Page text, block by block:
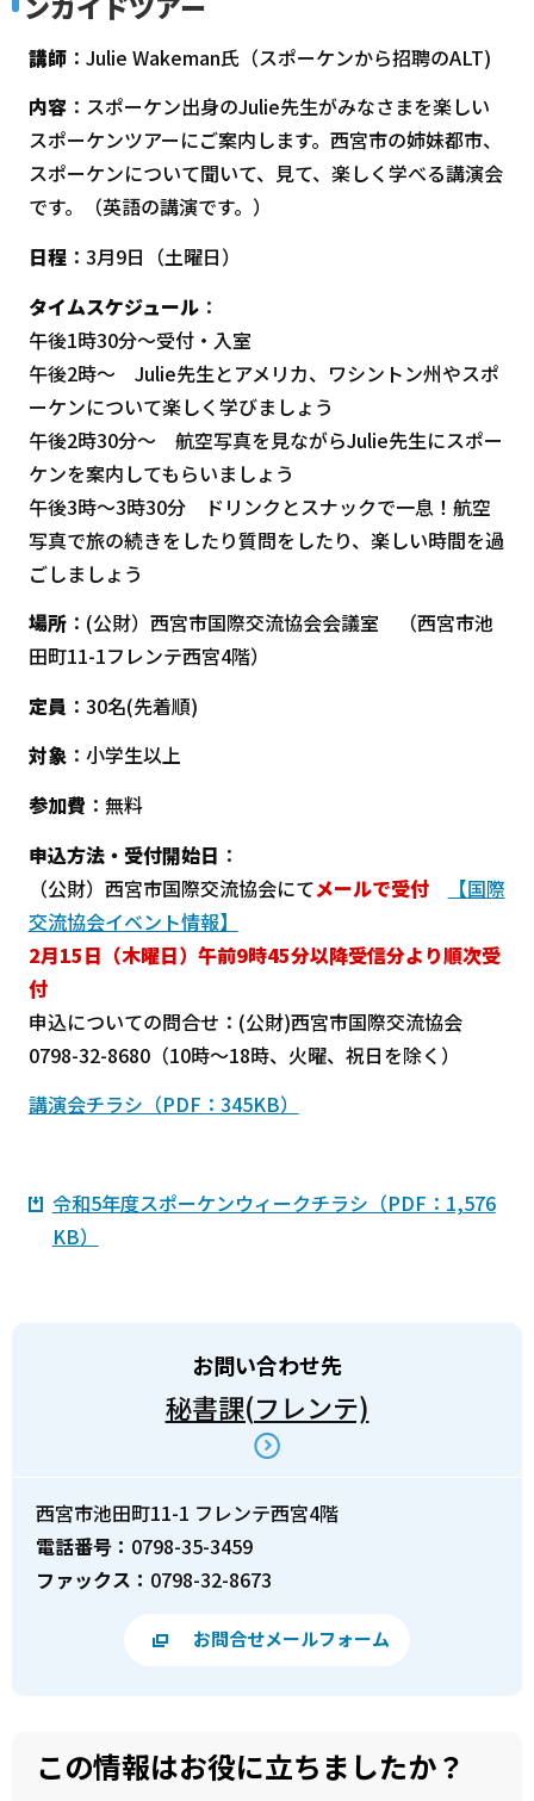
講師：Julie Wakeman氏（スポーケンから招聘のALT)
内容：スポーケン出身のJulie先生がみなさまを楽しい
スポーケンツアーにご案内します。西宮市の姉妹都市、
スポーケンについて聞いて、見て、楽しく学べる講演会
です。（英語の講演です。）
日程：3月9日（土曜日）
タイムスケジュール：
午後1時30分～受付・入室
午後2時～ Julie先生とアメリカ、ワシントン州やスポ
ーケンについて楽しく学びましょう
午後2時30分～ 航空写真を見ながらJulie先生にスポー
ケンを案内してもらいましょう
午後3時～3時30分 ドリンクとスナックで一息！航空
写真で旅の続きをしたり質問をしたり、楽しい時間を過
ごしましょう
場所：(公財）西宮市国際交流協会会議室 （西宮市池
田町11-1フレンテ西宮4階）
定員 ：30名(先着順)
対象：小学生以上
参加費 ：無料
申込方法・受付開始日 ：
（公財）西宮市国際交流協会にてメールで受付
【国際
交流協会イベント情報】
2月15日（木曜日）午前9時45分以降受信分より順次受
付
申込についての問合せ：(公財)西宮市国際交流協会
0798-32-8680（10時～18時、火曜、祝日を除く）
講演会チラシ（PDF：345KB）
令和5年度スポーケンウィークチラシ（PDF：1,576
KB）
お問い合わせ先
秘書課(フレンテ)
西宮市池田町11-1 フレンテ西宮4階
電話番号： 0798-35-3459
ファックス： 0798-32-8673
お問合せメールフォーム
この情報はお役に立ちましたか？